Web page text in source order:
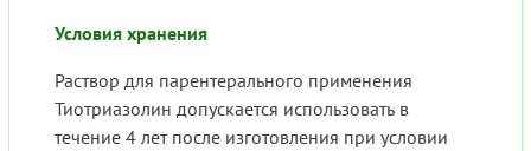
Условия хранения
Раствор для парентерального применения
Тиотриазолин допускается использовать в
течение 4 лет после изготовления при условии